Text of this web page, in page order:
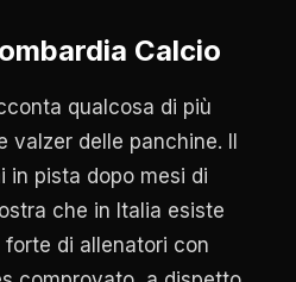
Calcio
qualcosa di più
delle panchine. Il
in pista dopo mesi di
che in Italia esiste
di allenatori con